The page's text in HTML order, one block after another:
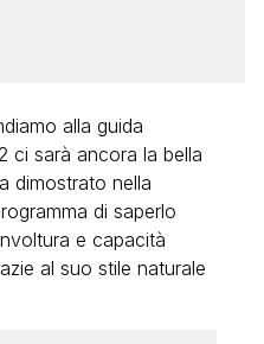
alla guida
ci sarà ancora la bella
dimostrato nella
di saperlo
e capacità
al suo stile naturale